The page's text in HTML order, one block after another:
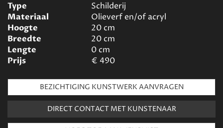
Type
Schilderij
Materiaal
Olieverf en/of acryl
Hoogte
20cm
Breedte
20cm
Lengte
0cm
Prijs
€ 490
BEZICHTIGING KUNSTWERK AANVRAGEN
DIRECT CONTACT MET KUNSTENAAR